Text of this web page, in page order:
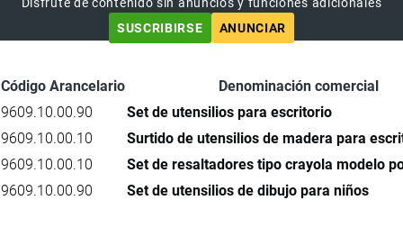
SUSCRIBIRSE
ANUNCIAR
Código Arancelario
Denominación comercial
9609.10.00.90
Set de utensilios para escritorio
9609.10.00.10
Surtido de utensilios de madera para
9609.10.00.10
Set de resaltadores tipo crayola modelo
9609.10.00.90
Set de utensilios de dibujo para niños